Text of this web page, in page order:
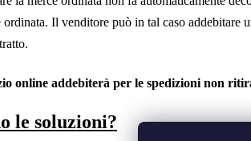
Il venditore può in tal caso addebitare
online addebiterà per le spedizioni non
le soluzioni?